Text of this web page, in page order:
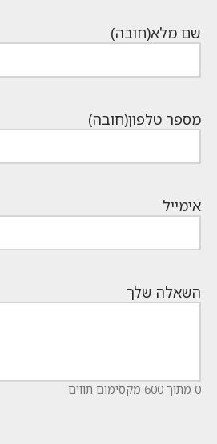
שם מלא(חובה)
מספר טלפון(חובה)
אימייל
השאלה שלך
0 מתוך 600 מקסימום תווים